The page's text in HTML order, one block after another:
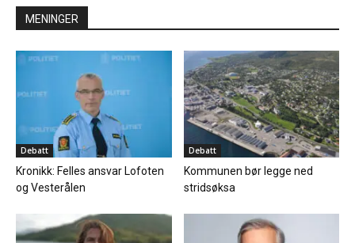
MENINGER
Debatt
Kronikk: Felles ansvar Lofoten
og Vesterålen
Debatt
Kommunen bør legge ned
stridsøksa